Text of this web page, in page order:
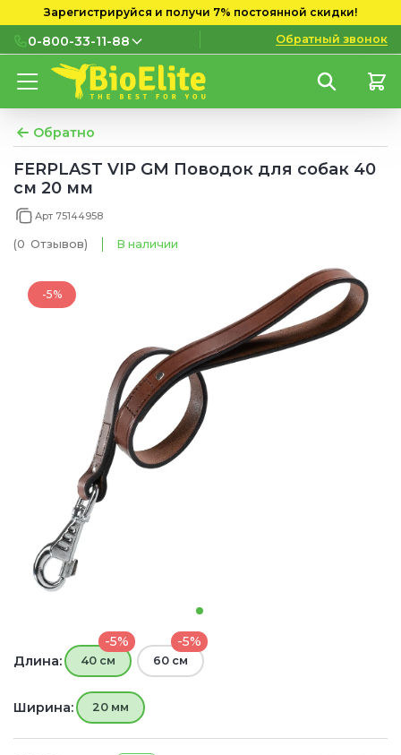
Зарегистрируйся и получи 7% постоянной скидки!
0-800-33-11-88
0-800-33-11-88
мобильных номеров
(097) 133 11 88
(095) 133 11 88
Обратный звонок
Обратно
FERPLAST VIP GM Поводок для собак 40
см 20 мм
Арт 75144958
(0 Отзывов) В наличии
-5%
Длина:
-5%
40 см
-5%
60 см
Ширина: 20 мм